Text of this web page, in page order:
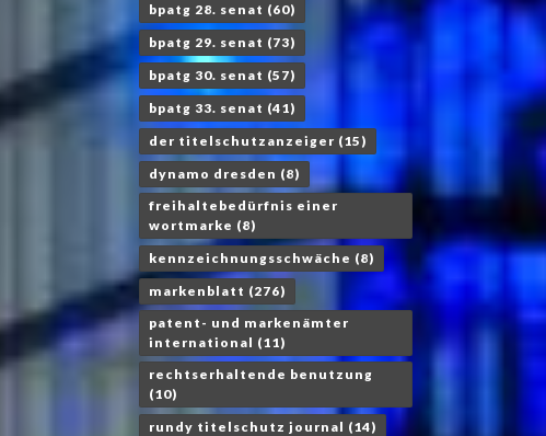
bpatg 28. senat (60)
bpatg 29. senat (73)
bpatg 30. senat (57)
bpatg 33. senat (41)
der titelschutzanzeiger (15)
dynamo dresden (8)
freihaltebedürfnis einer
wortmarke (8)
kennzeichnungsschwäche (8)
markenblatt (276)
patent- und markenämter
international (11)
rechtserhaltende benutzung
(10)
rundy titelschutz journal (14)